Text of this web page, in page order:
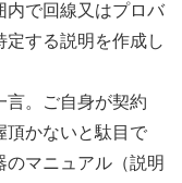
内で回線又はプロバ
定する説明を作成し
言。ご自身が契約
頂かないと駄目で
マニュアル（説明